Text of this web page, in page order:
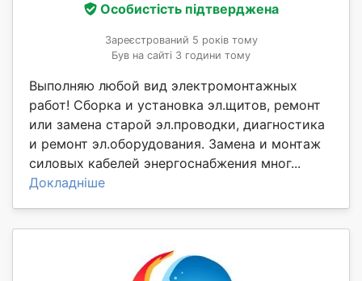
Особистість підтверджена
Зареєстрований 5 років тому
Був на сайті 3 години тому
Выполняю любой вид электромонтажных
работ! Сборка и установка эл.щитов, ремонт
или замена старой эл.проводки, диагностика
и ремонт эл.оборудования. Замена и монтаж
силовых кабелей энергоснабжения мног...
Докладніше